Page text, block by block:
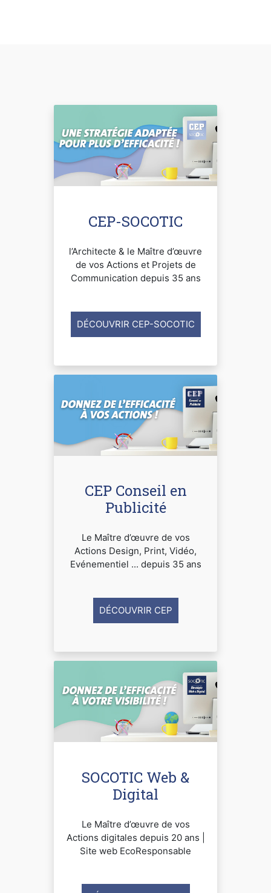
CEP-SOCOTIC
l’Architecte & le Maître d’œuvre
de vos Actions et Projets de
Communication depuis 35 ans
DÉCOUVRIR CEP-SOCOTIC
CEP Conseil en
Publicité
Le Maître d’œuvre de vos
Actions Design, Print, Vidéo,
Evénementiel ... depuis 35 ans
DÉCOUVRIR CEP
SOCOTIC Web &
Digital
Le Maître d’œuvre de vos
Actions digitales depuis 20 ans |
Site web EcoResponsable